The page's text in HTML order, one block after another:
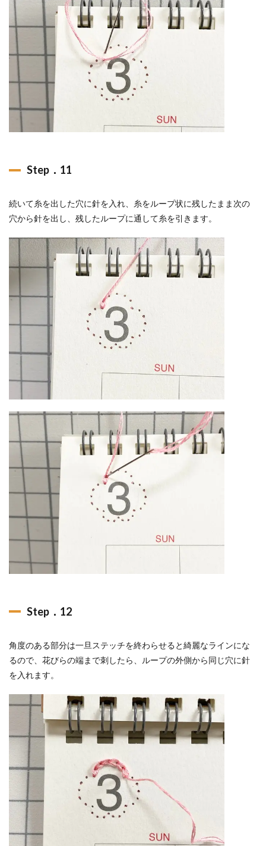
Step．11
続いて糸を出した穴に針を入れ、糸をループ状に残したまま次の
穴から針を出し、残したループに通して糸を引きます。
Step．12
角度のある部分は一旦ステッチを終わらせると綺麗なラインにな
るので、花びらの端まで刺したら、ループの外側から同じ穴に針
を入れます。